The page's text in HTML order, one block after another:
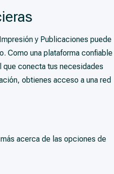
y Publicaciones puede
Como una plataforma confiable
que conecta tus necesidades
obtienes acceso a una red
acerca de las opciones de